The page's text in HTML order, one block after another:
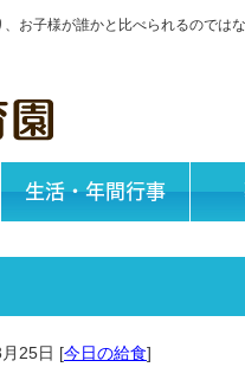
お子様が誰かと比べられるのでは
生活・年間行事
25日 [今日の給食]